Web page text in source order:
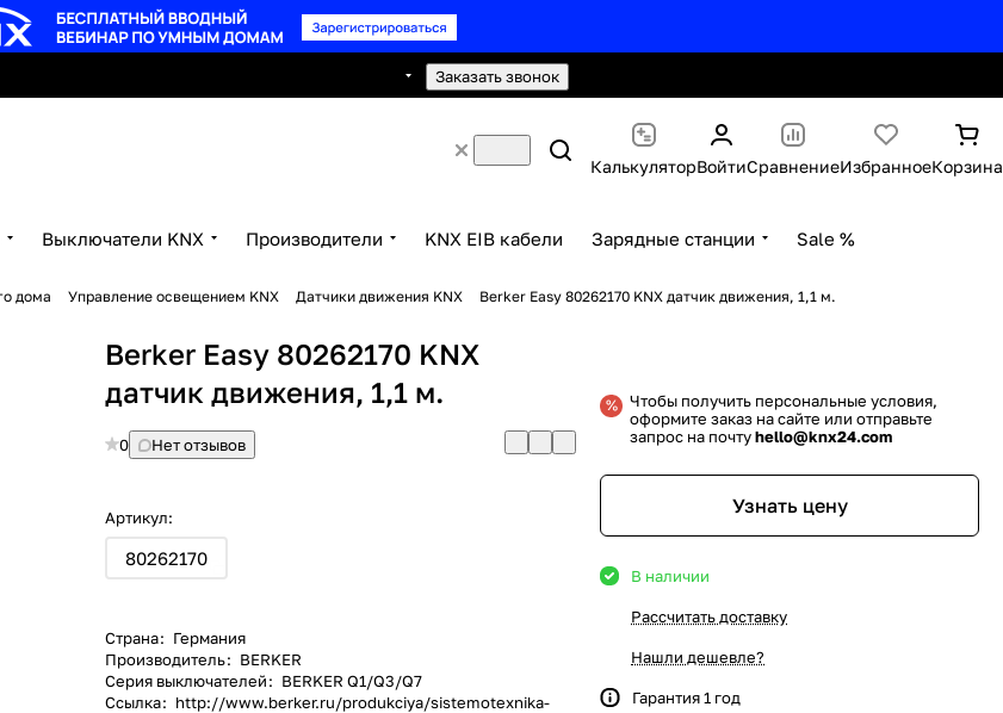
Заказать звонок
КалькуляторВойтиСравнениеИзбранноеКорзина
Выключатели KNX Производители KNX EIB кабели Зарядные станции Sale %
дома Управление освещением KNX Датчики движения KNX Berker Easy 80262170 KNX датчик движения, 1,1 м.
Berker Easy 80262170 KNX
датчик движения, 1,1 м.
0 Нет отзывов
Артикул:
80262170
Страна: Германия
Производитель: BERKER
Серия выключателей: BERKER Q1/Q3/Q7
Ссылка: http://www.berker.ru/produkciya/sistemotexnika-
Чтобы получить персональные условия,
оформите заказ на сайте или отправьте
запрос на почтуhello@knx24.com
Узнать цену
В наличии
Рассчитать доставку
Нашли дешевле?
Гарантия 1 год